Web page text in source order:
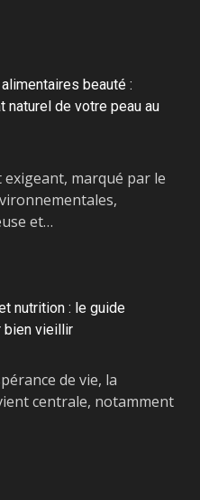
beauté :
naturel de votre peau au
marqué par le
et…
nutrition : le guide
bien vieillir
de vie, la
centrale, notamment